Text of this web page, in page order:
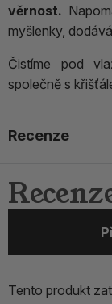
věrnost.
myšlenky,
Čistíme pod
společně s
Recenze
Tento produkt